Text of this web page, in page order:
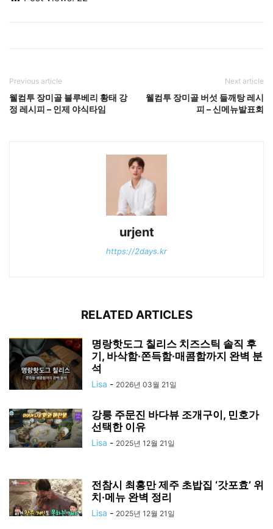
Previous article
웰컴투 장미골 블루베리 황태 강
정 레시피 – 인제 야식타임
Next article
웰컴투 장미골 버섯 들깨탕 레시
피 – 신메뉴발표회
urjent
https://2days.kr
RELATED ARTICLES
명랑핫도그 칠리스 치즈스틱 솔직 후
기, 바삭함·쫀득함·매콤함까지 완벽 분
석
Lisa - 2026년 03월 21일
강릉 주문진 바다뷰 조개구이, 민호가
선택한 이유
Lisa - 2025년 12월 21일
전참시 최홍만 제주 초밥집 ‘갓포효’ 위
치·메뉴 완벽 정리
Lisa - 2025년 12월 21일